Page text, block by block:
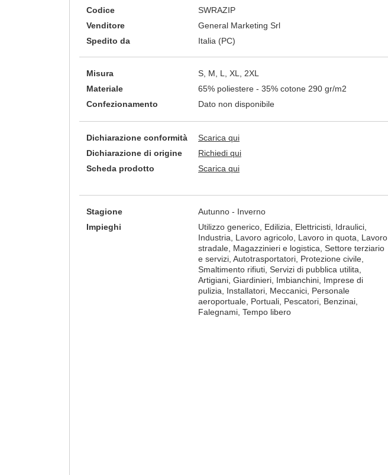
Codice
SWRAZIP
Venditore
General Marketing Srl
Spedito da
Italia (PC)
Misura
S, M, L, XL, 2XL
Materiale
65% poliestere - 35% cotone 290 gr/m2
Confezionamento
Dato non disponibile
Dichiarazione conformità
Scarica qui
Dichiarazione di origine
Richiedi qui
Scheda prodotto
Scarica qui
Stagione
Autunno - Inverno
Impieghi
Utilizzo generico, Edilizia, Elettricisti, Idraulici,
Industria, Lavoro agricolo, Lavoro in quota, Lavoro
stradale, Magazzinieri e logistica, Settore terziario
e servizi, Autotrasportatori, Protezione civile,
Smaltimento rifiuti, Servizi di pubblica utilita,
Artigiani, Giardinieri, Imbianchini, Imprese di
pulizia, Installatori, Meccanici, Personale
aeroportuale, Portuali, Pescatori, Benzinai,
Falegnami, Tempo libero